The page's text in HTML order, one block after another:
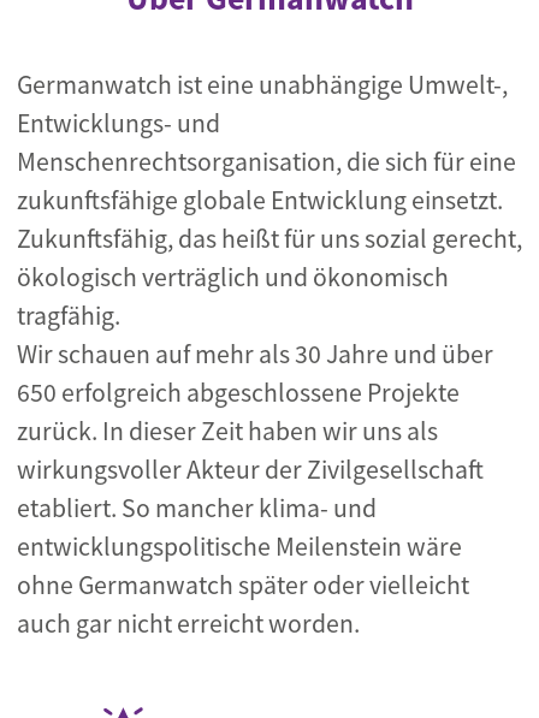
Germanwatch ist eine unabhängige Umwelt-,
Entwicklungs- und
Menschenrechtsorganisation, die sich für eine
zukunftsfähige globale Entwicklung einsetzt.
Zukunftsfähig, das heißt für uns sozial gerecht,
ökologisch verträglich und ökonomisch
tragfähig.
Wir schauen auf mehr als 30 Jahre und über
650 erfolgreich abgeschlossene Projekte
zurück. In dieser Zeit haben wir uns als
wirkungsvoller Akteur der Zivilgesellschaft
etabliert. So mancher klima- und
entwicklungspolitische Meilenstein wäre
ohne Germanwatch später oder vielleicht
auch gar nicht erreicht worden.